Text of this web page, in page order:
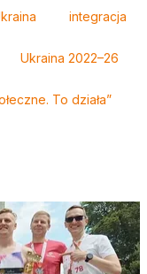
integracja
Ukraina 2022–26
To działa”